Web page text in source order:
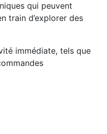
qui peuvent
train d’explorer des
immédiate, tels que